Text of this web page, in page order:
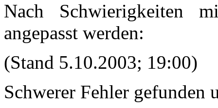
Nach Schwierigkeiten
angepasst werden:
(Stand 5.10.2003; 19:00)
Schwerer Fehler gefunden